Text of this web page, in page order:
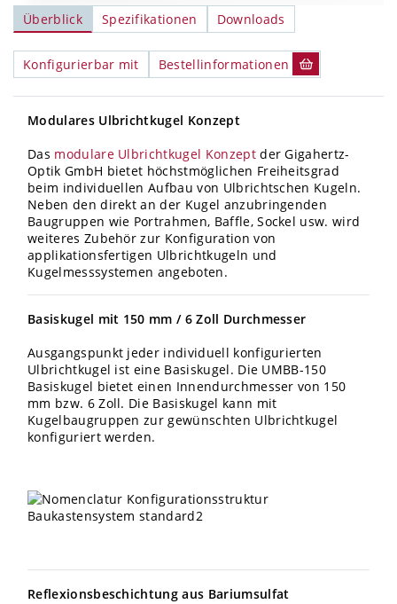
Überblick Spezifikationen Downloads
Konfigurierbar mit Bestellinformationen
Modulares Ulbrichtkugel Konzept
Das modulare Ulbrichtkugel Konzeptder Gigahertz-
Optik GmbH bietet höchstmöglichen Freiheitsgrad
beim individuellen Aufbau von Ulbrichtschen Kugeln.
Neben den direkt an der Kugel anzubringenden
Baugruppen wie Portrahmen, Baffle, Sockel usw. wird
weiteres Zubehör zur Konfiguration von
applikationsfertigen Ulbrichtkugeln und
Kugelmesssystemen angeboten.
Basiskugel mit 150 mm / 6 Zoll Durchmesser
Ausgangspunkt jeder individuell konfigurierten
Ulbrichtkugel ist eine Basiskugel. Die UMBB-150
Basiskugel bietet einen Innendurchmesser von 150
mm bzw. 6 Zoll. Die Basiskugel kann mit
Kugelbaugruppen zur gewünschten Ulbrichtkugel
konfiguriert werden.
Reflexionsbeschichtung aus Bariumsulfat